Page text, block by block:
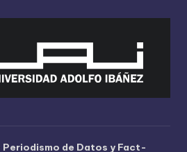
Periodismo de Datos y Fact-